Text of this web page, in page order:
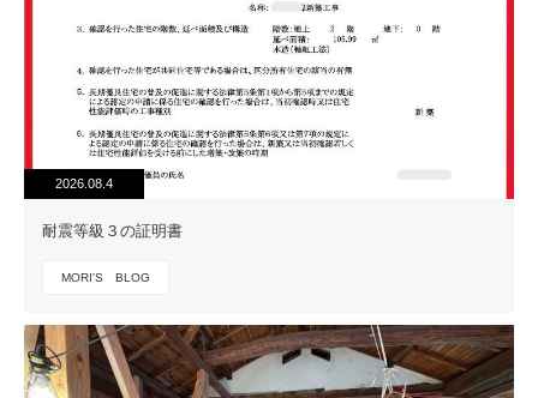
2026.08.4
耐震等級３の証明書
MORI'S BLOG